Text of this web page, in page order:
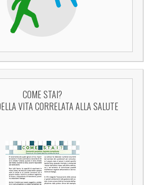
COME STAI?
VITA CORRELATA ALLA SALUTE